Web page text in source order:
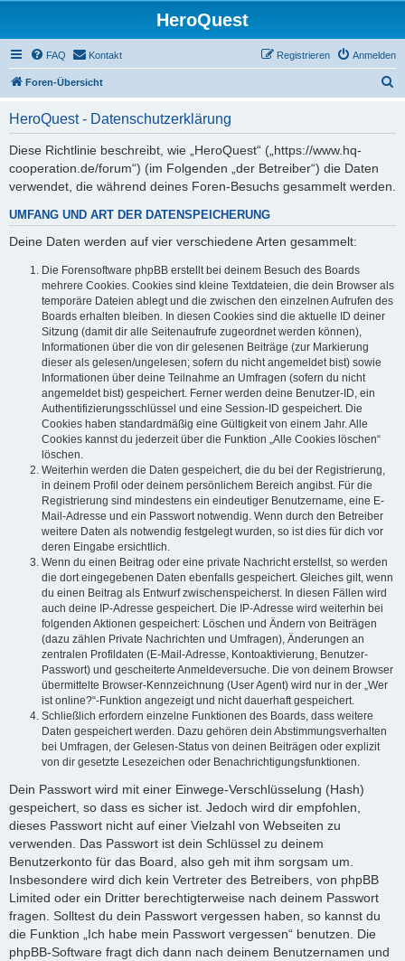
HeroQuest
FAQ Kontakt Anmelden
Registrieren
Foren-Übersicht
HeroQuest - Datenschutzerklärung
Diese Richtlinie beschreibt, wie „HeroQuest“ („https://www.hq-
cooperation.de/forum“) (im Folgenden „der Betreiber“) die Daten
verwendet, die während deines Foren-Besuchs gesammelt werden.
UMFANG UND ART DER DATENSPEICHERUNG
Deine Daten werden auf vier verschiedene Arten gesammelt:
Die Forensoftware phpBB erstellt bei deinem Besuch des Boards
mehrere Cookies. Cookies sind kleine Textdateien, die dein Browser als
temporäre Dateien ablegt und die zwischen den einzelnen Aufrufen des
Boards erhalten bleiben. In diesen Cookies sind die aktuelle ID deiner
Sitzung (damit dir alle Seitenaufrufe zugeordnet werden können),
Informationen über die von dir gelesenen Beiträge (zur Markierung
dieser als gelesen/ungelesen; sofern du nicht angemeldet bist) sowie
Informationen über deine Teilnahme an Umfragen (sofern du nicht
angemeldet bist) gespeichert. Ferner werden deine Benutzer-ID, ein
Authentifizierungsschlüssel und eine Session-ID gespeichert. Die
Cookies haben standardmäßig eine Gültigkeit von einem Jahr. Alle
Cookies kannst du jederzeit über die Funktion „Alle Cookies löschen“
löschen.
Weiterhin werden die Daten gespeichert, die du bei der Registrierung,
in deinem Profil oder deinem persönlichem Bereich angibst. Für die
Registrierung sind mindestens ein eindeutiger Benutzername, eine E-
Mail-Adresse und ein Passwort notwendig. Wenn durch den Betreiber
weitere Daten als notwendig festgelegt wurden, so ist dies für dich vor
deren Eingabe ersichtlich.
Wenn du einen Beitrag oder eine private Nachricht erstellst, so werden
die dort eingegebenen Daten ebenfalls gespeichert. Gleiches gilt, wenn
du einen Beitrag als Entwurf zwischenspeicherst. In diesen Fällen wird
auch deine IP-Adresse gespeichert. Die IP-Adresse wird weiterhin bei
folgenden Aktionen gespeichert: Löschen und Ändern von Beiträgen
(dazu zählen Private Nachrichten und Umfragen), Änderungen an
zentralen Profildaten (E-Mail-Adresse, Kontoaktivierung, Benutzer-
Passwort) und gescheiterte Anmeldeversuche. Die von deinem Browser
übermittelte Browser-Kennzeichnung (User Agent) wird nur in der „Wer
ist online?“-Funktion angezeigt und nicht dauerhaft gespeichert.
Schließlich erfordern einzelne Funktionen des Boards, dass weitere
Daten gespeichert werden. Dazu gehören dein Abstimmungsverhalten
bei Umfragen, der Gelesen-Status von deinen Beiträgen oder explizit
von dir gesetzte Lesezeichen oder Benachrichtigungsfunktionen.
Dein Passwort wird mit einer Einwege-Verschlüsselung (Hash)
gespeichert, so dass es sicher ist. Jedoch wird dir empfohlen,
dieses Passwort nicht auf einer Vielzahl von Webseiten zu
verwenden. Das Passwort ist dein Schlüssel zu deinem
Benutzerkonto für das Board, also geh mit ihm sorgsam um.
Insbesondere wird dich kein Vertreter des Betreibers, von phpBB
Limited oder ein Dritter berechtigterweise nach deinem Passwort
fragen. Solltest du dein Passwort vergessen haben, so kannst du
die Funktion „Ich habe mein Passwort vergessen“ benutzen. Die
phpBB-Software fragt dich dann nach deinem Benutzernamen und